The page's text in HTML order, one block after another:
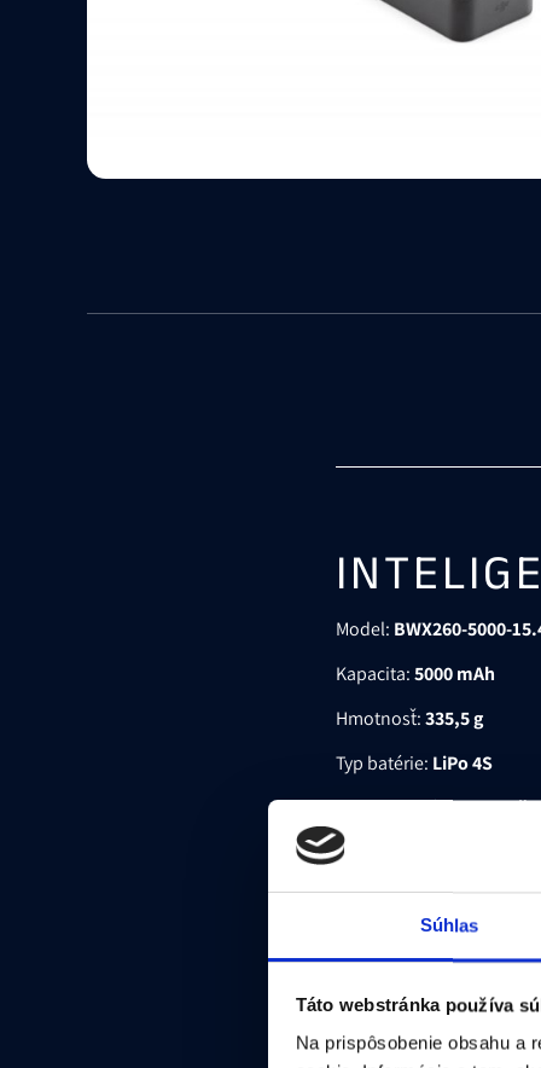
Súhlas
Táto webstránka používa
Na prispôsobenie obsahu a
Model: BWX260-5000-
Kapacita:5000 mAh
Hmotnosť:335,5 g
Typ batérie: LiPo 4S
Teplota nabíjania:5 ° až
MAVIC 3
CHX265-100
Rozmery:150×55×28 mm